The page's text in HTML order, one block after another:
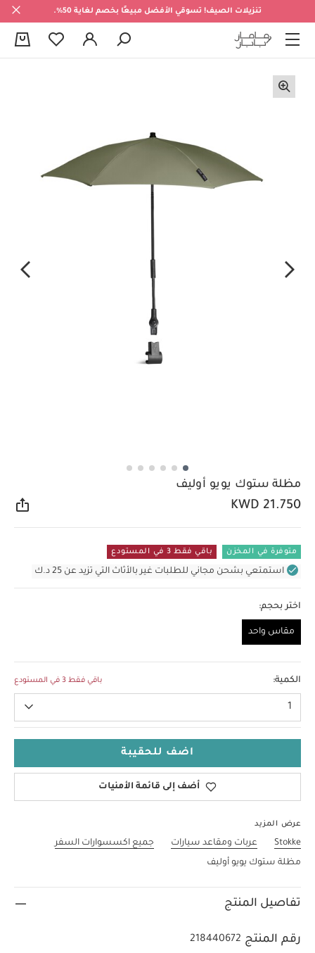
تنزيلات الصيف! تسوقي الأفضل مبيعًا بخصم لغاية 50%.
مظلة ستوك يويو أوليف
KWD 21.750
متوفرة في المخزن باقي فقط 3 في المستودع
استمتعي بشحن مجاني للطلبات غير بالأثاث التي تزيد عن 25 د.ك
اختر بحجم:
مقاس واحد
الكمية: باقي فقط 3 في المستودع
1
اضف للحقيبة
أضف إلى قائمة الأمنيات
عرض المزيد
Stokke عربات ومقاعد سيارات
جميع اكسسوارات السفر
مظلة ستوك يويو أوليف
تفاصيل المنتج
رقم المنتج 218440672